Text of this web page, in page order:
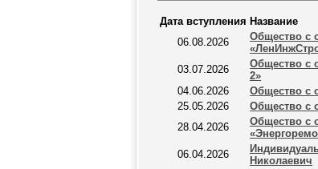
Дата вступления Название
06.08.2026
Общество с
03.07.2026
Общество с
2»
04.06.2026
Общество с
25.05.2026
Общество с
28.04.2026
Общество с
06.04.2026
Николаевич